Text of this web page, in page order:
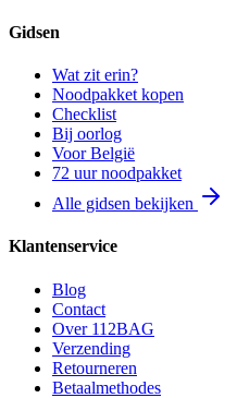
Gidsen
Wat zit erin?
Noodpakket kopen
Checklist
Bij oorlog
Voor België
72 uur noodpakket
Alle gidsen bekijken
Klantenservice
Blog
Contact
Over 112BAG
Verzending
Retourneren
Betaalmethodes